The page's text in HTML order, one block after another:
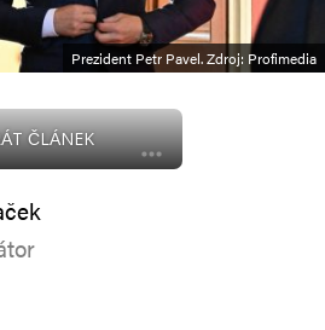
Prezident Petr Pavel. Zdroj: Profimedia
ČLÁNEK